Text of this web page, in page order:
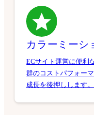
カラーミーシ
ECサイト運営に便利
群のコストパフォー
成長を後押しします。